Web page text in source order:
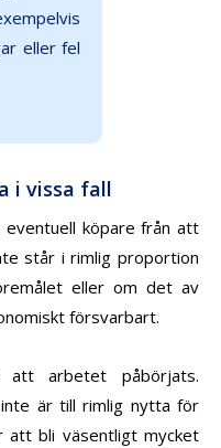
eller fel
i vissa fall
eventuell köpare från att
står i rimlig proportion
eller om det av
försvarbart.
arbetet påbörjats.
är till rimlig nytta för
att bli väsentligt mycket